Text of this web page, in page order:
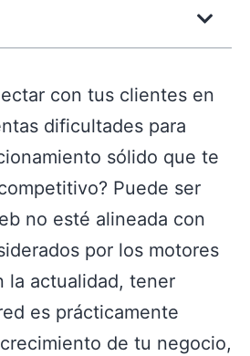
con tus clientes en
dificultades para
sólido que te
Puede ser
no esté alineada con
por los motores
la actualidad, tener
es prácticamente
de tu negocio,